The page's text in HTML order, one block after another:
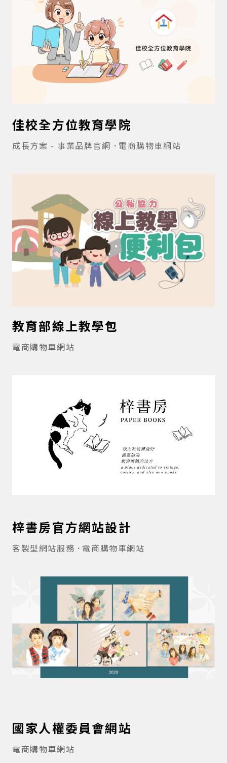
佳校全方位教育學院
成長方案 - 事業品牌官網 電商購物車網站
教育部線上教學包
電商購物車網站
梓書房官方網站設計
客製型網站服務 電商購物車網站
國家人權委員會網站
電商購物車網站